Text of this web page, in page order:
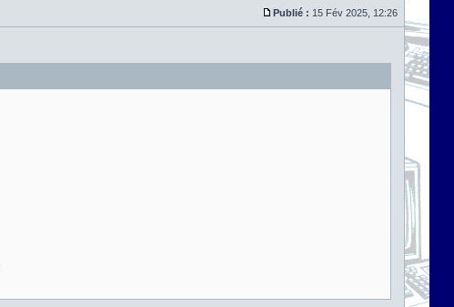
Publié : 15 Fév 2025, 12:26